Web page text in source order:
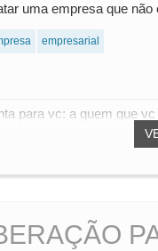
uma empresa que
empresarial
para vc: a quem que